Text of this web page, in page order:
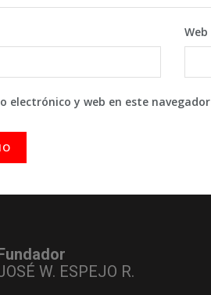
Web
electrónico y web en este
W. ESPEJO R.